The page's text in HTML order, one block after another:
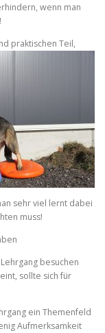
wenn man
praktischen Teil,
sehr viel lernt dabei
muss!
besuchen
sollte sich für
ein Themenfeld
Aufmerksamkeit